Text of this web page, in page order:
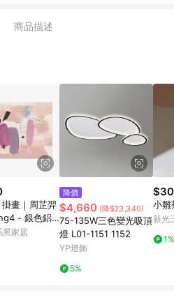
，例如首購優惠，P coins，
在此限。 6. APP 請更新至
LINE 購物站上之商品規格、
品資訊頁及購物車不符，以
示為準。 10. 點數紅包使用規
若於 LINE 購物前往 Pinkoi
完成訂單，不符合導購資格；承
透過 LINE 購物前往 Pinkoi 頁
商品描述
掛畫｜周芷羿
- 銀色鋁
cm
黑家居
降價
$4,660 (降$23,340)
75-135W三色變光吸頂
燈 L01-1151 1152
YP燈飾
5%
小雛
新光
1%